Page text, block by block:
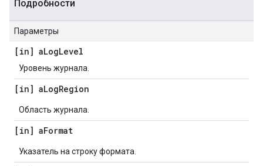
Подробности
Параметры
[in] aLogLevel
Уровень журнала.
[in] aLogRegion
Область журнала.
[in] aFormat
Указатель на строку формата.